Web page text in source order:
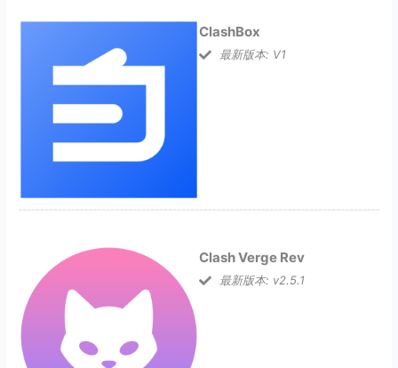
ClashBox
最新版本: V1
Clash Verge Rev
最新版本: v2.5.1